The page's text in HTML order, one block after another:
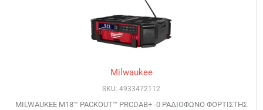
Milwaukee
SKU: 4933472112
MILWAUKEE M18™ PACKOUT™ PRCDAB+ -0 ΡΑΔΙΟΦΩΝΟ ΦΟΡΤΙΣΤΗΣ